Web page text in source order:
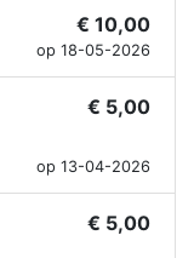
€ 10,00
op 18-05-2026
€ 5,00
op 13-04-2026
€ 5,00